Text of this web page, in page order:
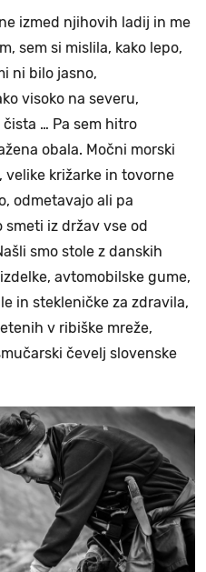
izmed njihovih ladij in me
sem si mislila, kako lepo,
ni bilo jasno,
visoko na severu,
… Pa sem hitro
obala. Močni morski
velike križarke in tovorne
odmetavajo ali pa
smeti iz držav vse od
smo stole z danskih
avtomobilske gume,
in stekleničke za zdravila,
v ribiške mreže,
čevelj slovenske